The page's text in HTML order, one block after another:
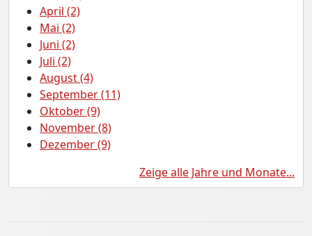
April (2)
Mai (2)
Juni (2)
Juli (2)
August (4)
September (11)
Oktober (9)
November (8)
Dezember (9)
Zeige alle Jahre und Monate...